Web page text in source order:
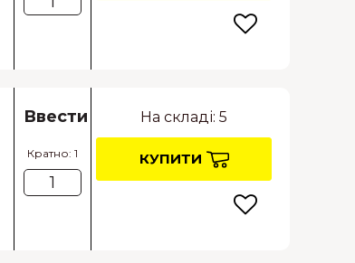
Ввести
Кратно: 1
На складі: 5
КУПИТИ